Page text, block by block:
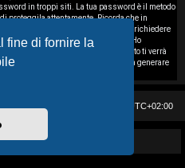
fine di fornire la
in troppi siti. La tua password è il metodo
proteggila attentamente. Ricorda che in
o terzi possono legittimamente richiedere
puoi utilizzare l’opzione “Ho
phpBB. Durante questo procedimento ti verrà
modo che il software phpBB possa generare
UTC+02:00
D'AGOSTINO